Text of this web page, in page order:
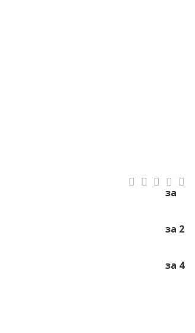
за
за 2
за 4